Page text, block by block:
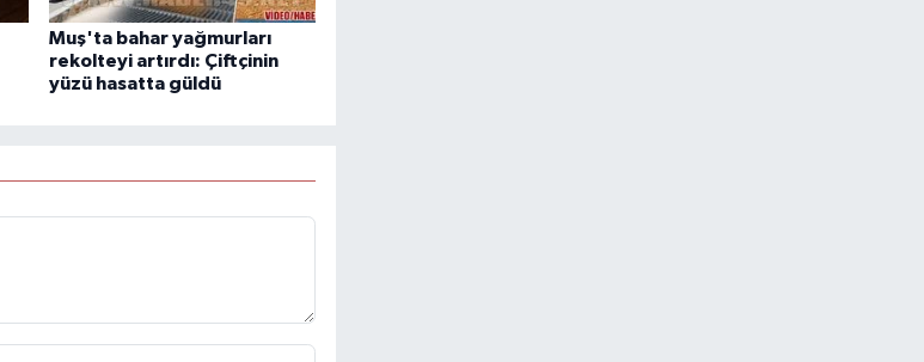
Muş'ta bahar yağmurları
rekolteyi artırdı: Çiftçinin
yüzü hasatta güldü